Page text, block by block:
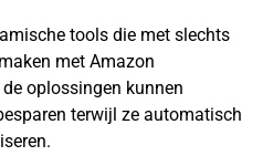
tools die met slechts
met Amazon
oplossingen kunnen
terwijl ze automatisch